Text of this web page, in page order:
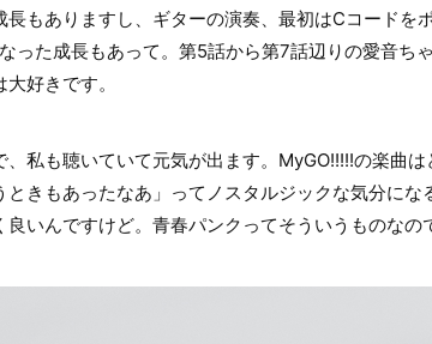
長もありますし、ギターの演奏、最初はCコードを
った成長もあって。第5話から第7話辺りの愛音ち
好きです。
私も聴いていて元気が出ます。MyGO!!!!!の楽曲は
ときもあったなあ」ってノスタルジックな気分に
いんですけど。青春パンクってそういうものなの